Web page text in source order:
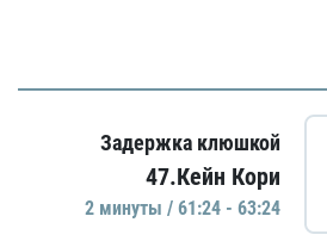
Задержка клюшкой
47.Кейн Кори
2 минуты / 61:24 - 63:24